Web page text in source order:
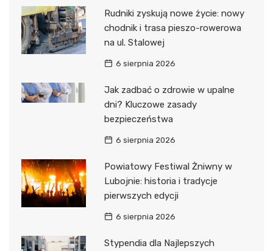
Rudniki zyskują nowe życie: nowy
chodnik i trasa pieszo-rowerowa
na ul. Stalowej
6 sierpnia 2026
Jak zadbać o zdrowie w upalne
dni? Kluczowe zasady
bezpieczeństwa
6 sierpnia 2026
Powiatowy Festiwal Żniwny w
Lubojnie: historia i tradycje
pierwszych edycji
6 sierpnia 2026
Stypendia dla Najlepszych